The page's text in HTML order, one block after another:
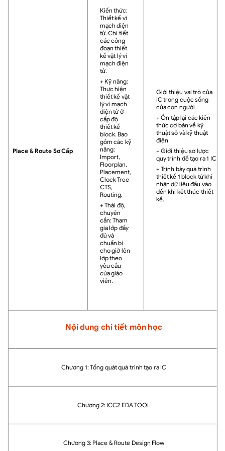
Place & Route Sơ Cấp
Kiến thức:
Thiết kế vi
mạch điện
tử. Chi tiết
các công
đoạn thiết
kế vật lý vi
mạch điện
tử.
+ Kỹ năng:
Thực hiện
thiết kế vật
lý vi mạch
điện tử ở
cấp độ
thiết kế
block. Bao
gồm các kỹ
năng:
Import,
Floorplan,
Placement,
Clock Tree
CTS,
Routing.
+ Thái độ,
chuyên
cần: Tham
gia lớp đầy
đủ và
chuẩn bị
cho giờ lên
lớp theo
yêu cầu
của giáo
viên.
Giới thiệu vai trò của
IC trong cuộc sống
của con người
+ Ôn tập lại các kiến
thức cơ bản về kỹ
thuật số và kỹ thuật
điện
+ Giới thiệu sơ lược
quy trình để tạo ra 1 IC
+ Trình bày quá trình
thiết kế 1 block từ khi
nhận dữ liệu đầu vào
đến khi kết thúc thiết
kế.
Nội dung chi tiết môn học
Chương 1: Tổng quát quá trình tạo ra IC
Chương 2: ICC2 EDA TOOL
Chương 3: Place & Route Design Flow